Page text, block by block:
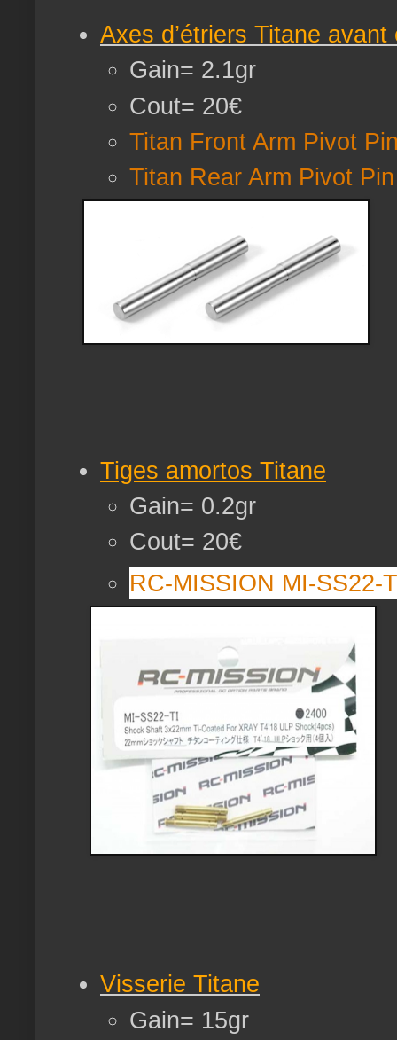
Axes d’étriers Titane avant
Gain= 2.1gr
Cout= 20€
Titan Front Arm Pivot
Titan Rear Arm Pivot
Tiges amortos Titane
Gain= 0.2gr
Cout= 20€
RC-MISSION MI-SS22-
Visserie Titane
Gain= 15gr